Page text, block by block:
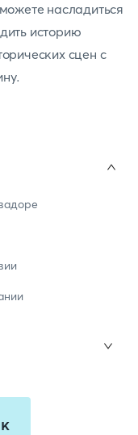
насладиться
историю
сцен с